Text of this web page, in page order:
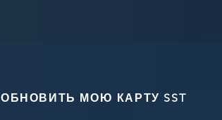
ОБНОВИТЬ МОЮ КАРТУ SST